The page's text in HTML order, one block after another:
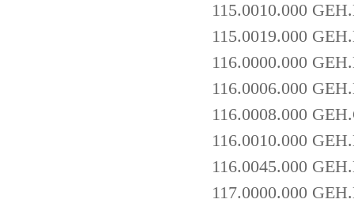
115.0010.000
115.0019.000
116.0000.000
116.0006.000
116.0008.000
116.0010.000
116.0045.000
117.0000.000